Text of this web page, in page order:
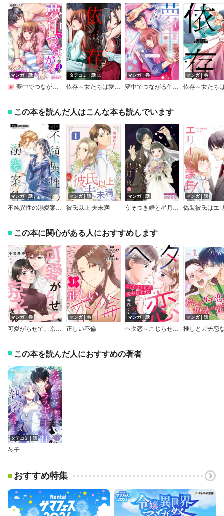
マンガ｜話
夢中でつながる午前4時～鬼上司と毎晩イクまで溺愛H！？～
タテコミ｜話
依存～女たちは愛を奪い合う～【フルカラー】
マンガ｜巻
夢中でつながる午前4時～鬼上司と毎晩イクまで溺愛H！？～【単行本版】
マンガ｜巻
この本を読んだ人はこんな本も読んでいます
マンガ｜話
不純異性の溺愛案件【マイクロ】
マンガ｜話
彼氏以上 夫未満
マンガ｜話
うそつき婚と星月夜【単話】
マンガ｜話
この本に関心がある人におすすめします
マンガ｜巻
可愛がらせて、京子さん
マンガ｜巻
正しい不倫
マンガ｜話
ヘタ恋～こじらせ上司の愛が甘すぎる～
マンガ｜話
この本を読んだ人におすすめの著者
タテコミ｜話
琴子
おすすめ特集